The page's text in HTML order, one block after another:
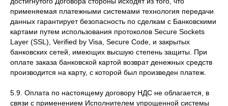
применяемая платежными системами технология передачи
данных гарантирует безопасность по сделкам с Банковскими
картами путем использования протоколов Secure Sockets
Layer (SSL), Verified by Visa, Secure Code, и закрытых
банковских сетей, имеющих высшую степень защиты. При
оплате заказа банковской картой возврат денежных средств
производится на карту, с которой был произведен платеж.
5.9. Оплата по настоящему договору НДС не облагается, в
связи с применением Исполнителем упрощенной системы